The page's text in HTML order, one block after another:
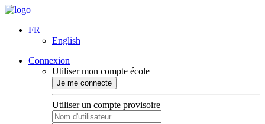
FR
English
Connexion
Utiliser mon compte école
Je me connecte
Utiliser un compte provisoire